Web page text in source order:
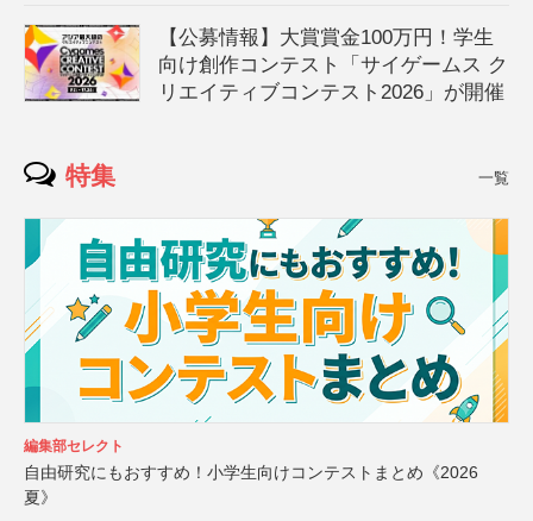
【公募情報】大賞賞金100万円！学生
向け創作コンテスト「サイゲームス ク
リエイティブコンテスト2026」が開催
特集 一覧
編集部セレクト
自由研究にもおすすめ！小学生向けコンテストまとめ《2026
夏》